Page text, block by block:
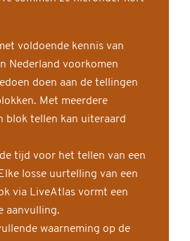
voldoende kennis van
Nederland voorkomen
doen aan de tellingen
Met meerdere
blok tellen kan uiteraard
tijd voor het tellen van een
losse uurtelling van een
via LiveAtlas vormt een
aanvulling.
waarneming op de